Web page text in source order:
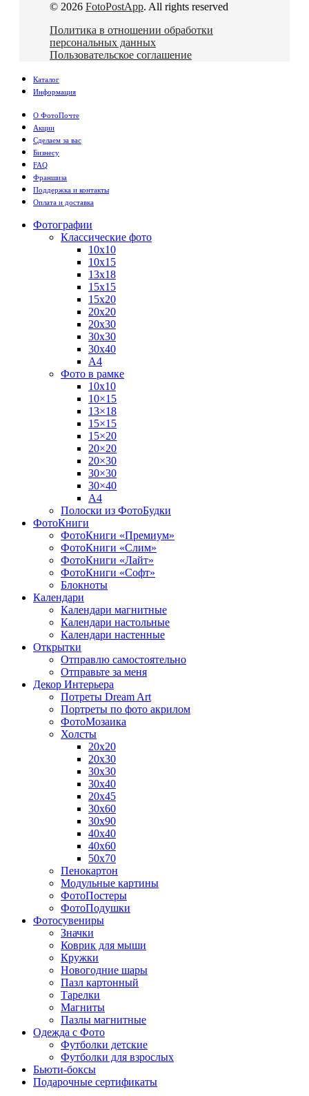
© 2026 FotoPostApp. All rights reserved
Политика в отношении обработки
персональных данных
Пользовательское соглашение
Каталог
Информация
О ФотоПочте
Акции
Сделаем за вас
Бизнесу
FAQ
Франшиза
Поддержка и контакты
Оплата и доставка
Фотографии
Классические фото
10х10
10х15
13х18
15х15
15х20
20х20
20х30
30х30
30х40
А4
Фото в рамке
10х10
10×15
13×18
15×15
15×20
20×20
20×30
30×30
30×40
A4
Полоски из ФотоБудки
ФотоКниги
ФотоКниги «Премиум»
ФотоКниги «Слим»
ФотоКниги «Лайт»
ФотоКниги «Софт»
Блокноты
Календари
Календари магнитные
Календари настольные
Календари настенные
Открытки
Отправлю самостоятельно
Отправьте за меня
Декор Интерьера
Потреты Dream Art
Портреты по фото акрилом
ФотоМозаика
Холсты
20х20
20х30
30х30
30х40
20х45
30х60
30х90
40х40
40х60
50х70
Пенокартон
Модульные картины
ФотоПостеры
ФотоПодушки
Фотоcувениры
Значки
Коврик для мыши
Кружки
Новогодние шары
Пазл картонный
Тарелки
Магниты
Пазлы магнитные
Одежда с Фото
Футболки детские
Футболки для взрослых
Бьюти-боксы
Подарочные сертификаты